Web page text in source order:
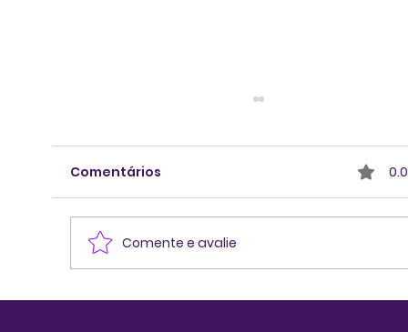
Comentários
Comente e avalie